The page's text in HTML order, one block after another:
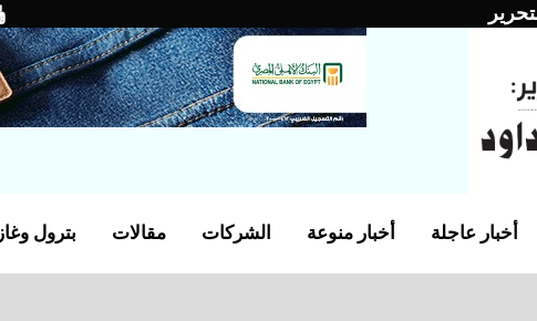
بترول وغاز مقالات الشركات أخبار منوعة أخبار عاجلة